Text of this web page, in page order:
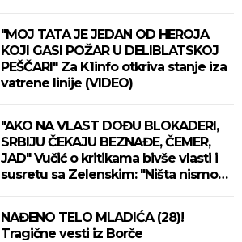
"MOJ TATA JE JEDAN OD HEROJA
KOJI GASI POŽAR U DELIBLATSKOJ
PEŠČARI" Za K1info otkriva stanje iza
vatrene linije (VIDEO)
"AKO NA VLAST DOĐU BLOKADERI,
SRBIJU ČEKAJU BEZNAĐE, ČEMER,
JAD" Vučić o kritikama bivše vlasti i
susretu sa Zelenskim: "Ništa nismo
NAĐENO TELO MLADIĆA (28)!
Tragične vesti iz Borče